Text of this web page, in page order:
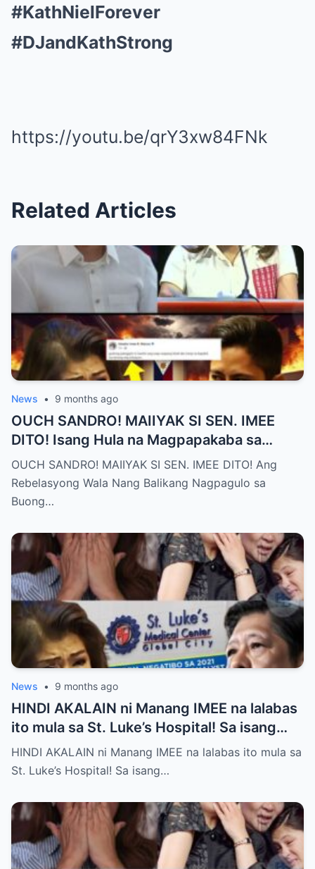
#KathNielForever
#DJandKathStrong
https://youtu.be/qrY3xw84FNk
Related Articles
News • 9 months ago
OUCH SANDRO! MAIIYAK SI SEN. IMEE
DITO! Isang Hula na Magpapakaba sa
Buong Bansa! Ano ang matinding nangyari
sa pagitan nila?
OUCH SANDRO! MAIIYAK SI SEN. IMEE DITO! Ang
Rebelasyong Wala Nang Balikang Nagpagulo sa
Buong…
News • 9 months ago
HINDI AKALAIN ni Manang IMEE na lalabas
ito mula sa St. Luke’s Hospital! Sa isang
tahimik at maalinsangang hapon sa
lungsod ng Quezon, si Manang IMEE, isang
komunidad, ay naglakad papasok sa St.
Luke’s Hospital para sa isang ordinaryong
check-up. Walang sinuman ang
nakakaalam na sa araw na iyon, isang
HINDI AKALAIN ni Manang IMEE na lalabas ito mula sa
St. Luke’s Hospital! Sa isang…